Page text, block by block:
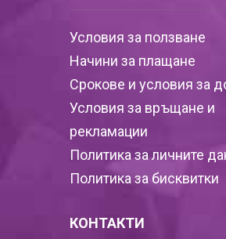
Условия за ползване
Начини за плащане
Срокове и условия за
Условия за връщане и
рекламации
Политика за личните
Политика за бисквитки
КОНТАКТИ